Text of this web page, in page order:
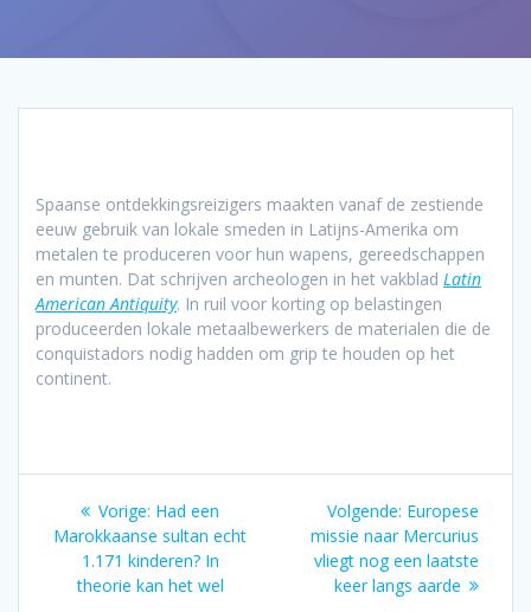
Spaanse ontdekkingsreizigers maakten vanaf de zestiende
eeuw gebruik van lokale smeden in Latijns-Amerika om
metalen te produceren voor hun wapens, gereedschappen
en munten. Dat schrijven archeologen in het vakblad Latin
American Antiquity. In ruil voor korting op belastingen
produceerden lokale metaalbewerkers de materialen die de
conquistadors nodig hadden om grip te houden op het
continent.
Bericht
navigatie
Vorige: Vorig
bericht:
Had een
Marokkaanse sultan echt
1.171 kinderen? In
theorie kan het wel
Volgende: Volgend
bericht:
Europese
missie naar Mercurius
vliegt nog een laatste
keer langs aarde